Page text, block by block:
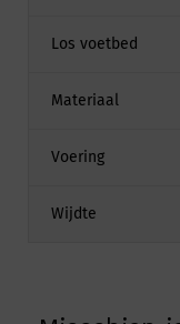
Los voetbed
Materiaal
Voering
Wijdte